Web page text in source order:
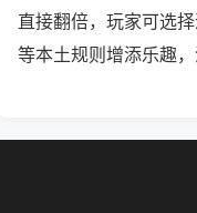
直接翻倍，玩家可选
等本土规则增添乐趣